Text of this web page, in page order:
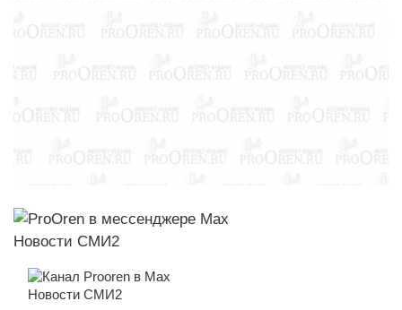
Новости СМИ2
Новости СМИ2